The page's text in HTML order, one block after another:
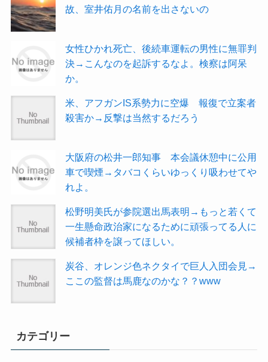
故、室井佑月の名前を出さないの
女性ひかれ死亡、後続車運転の男性に無罪判
決→こんなのを起訴するなよ。検察は阿呆
か。
米、アフガンIS系勢力に空爆 報復で立案者
殺害か→反撃は当然するだろう
大阪府の松井一郎知事 本会議休憩中に公用
車で喫煙→タバコくらいゆっくり吸わせてや
れよ。
松野明美氏が参院選出馬表明→もっと若くて
一生懸命政治家になるために頑張ってる人に
候補者枠を譲ってほしい。
炭谷、オレンジ色ネクタイで巨人入団会見→
ここの監督は馬鹿なのかな？？www
カテゴリー